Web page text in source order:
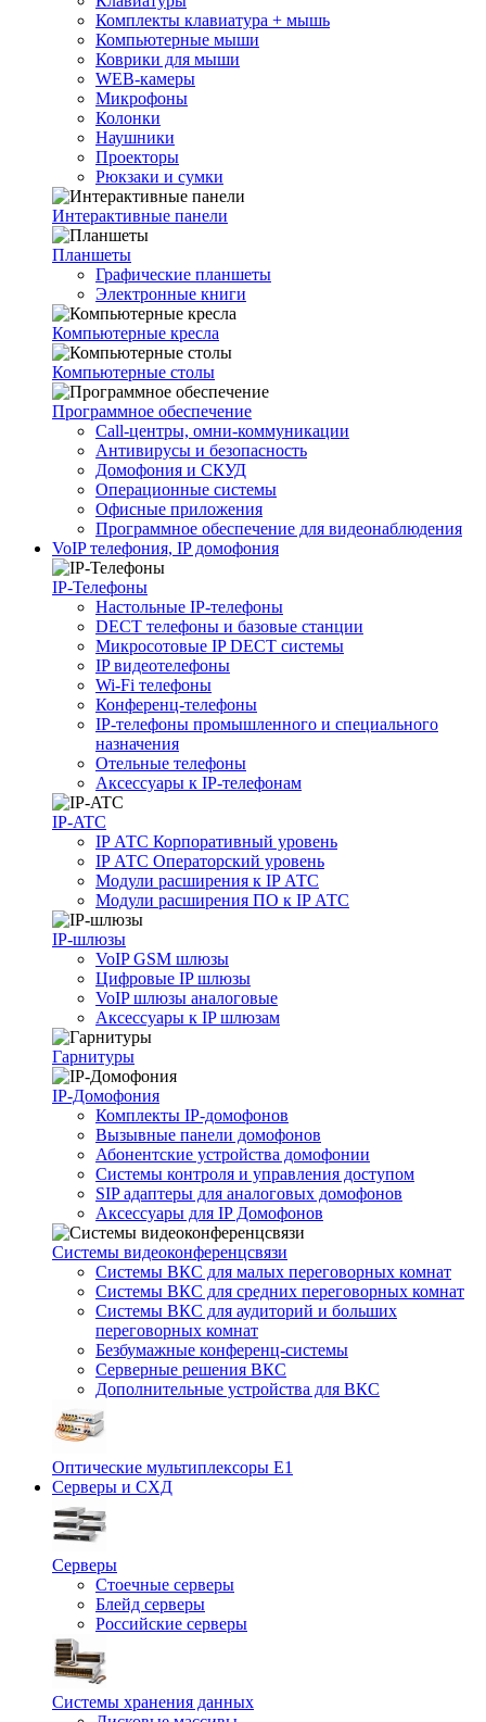
Комплекты клавиатура + мышь
Компьютерные мыши
Коврики для мыши
WEB-камеры
Микрофоны
Колонки
Наушники
Проекторы
Рюкзаки и сумки
Интерактивные панели
Планшеты
Графические планшеты
Электронные книги
Компьютерные кресла
Компьютерные столы
Программное обеспечение
Call-центры, омни-коммуникации
Антивирусы и безопасность
Домофония и СКУД
Операционные системы
Офисные приложения
Программное обеспечение для видеонаблюдения
VoIP телефония, IP домофония
IP-Телефоны
Настольные IP-телефоны
DECT телефоны и базовые станции
Микросотовые IP DECT системы
IP видеотелефоны
Wi-Fi телефоны
Конференц-телефоны
IP-телефоны промышленного и специального
назначения
Отельные телефоны
Аксессуары к IP-телефонам
IP-ATC
IP АТС Корпоративный уровень
IP АТС Операторский уровень
Модули расширения к IP АТС
Модули расширения ПО к IP АТС
IP-шлюзы
VoIP GSM шлюзы
Цифровые IP шлюзы
VoIP шлюзы аналоговые
Аксессуары к IP шлюзам
Гарнитуры
IP-Домофония
Комплекты IP-домофонов
Вызывные панели домофонов
Абонентские устройства домофонии
Системы контроля и управления доступом
SIP адаптеры для аналоговых домофонов
Аксессуары для IP Домофонов
Системы видеоконференцсвязи
Системы ВКС для малых переговорных комнат
Системы ВКС для средних переговорных комнат
Системы ВКС для аудиторий и больших
переговорных комнат
Безбумажные конференц-системы
Серверные решения ВКС
Дополнительные устройства для ВКС
Оптические мультиплексоры Е1
Серверы и СХД
Серверы
Стоечные серверы
Блейд серверы
Российские серверы
Системы хранения данных